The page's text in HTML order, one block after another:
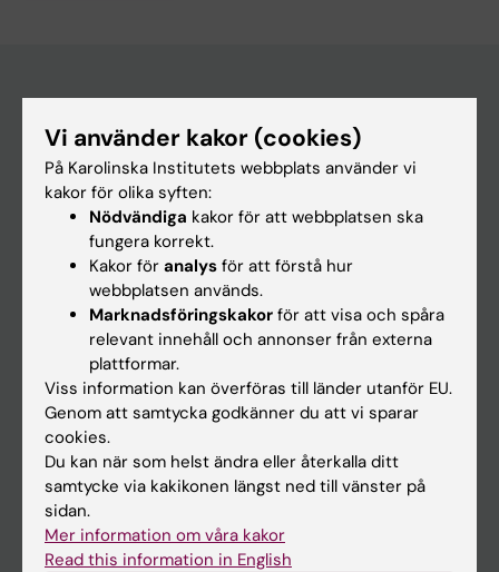
Huvudmeny
Utbildning
Forskarutbildning
Forskning
Nyheter
Kalender
Student
Ladok
Canvas
Vi använder kakor (cookies)
På Karolinska Institutets webbplats använder vi
kakor för olika syften:
Nödvändiga kakor för att webbplatsen ska
fungera korrekt.
Kakor för analys för att förstå hur
webbplatsen används.
Marknadsföringskakor för att visa och spåra
relevant innehåll och annonser från externa
plattformar.
Viss information kan överföras till länder utanför EU.
Genom att samtycka godkänner du att vi sparar
cookies.
Du kan när som helst ändra eller återkalla ditt
samtycke via kakikonen längst ned till vänster på
sidan.
Mer information om våra kakor
Read this information in English